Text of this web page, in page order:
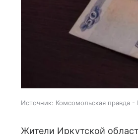
Источник: Комсомольская правда -
Жители Иркутской